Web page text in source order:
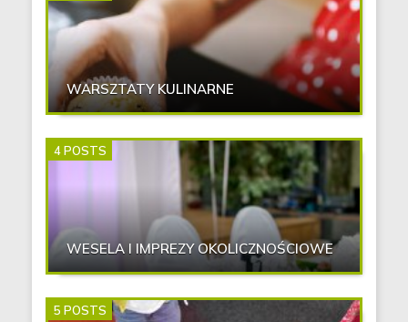
WARSZTATY KULINARNE
4 POSTS
WESELA I IMPREZY OKOLICZNOŚCIOWE
5 POSTS